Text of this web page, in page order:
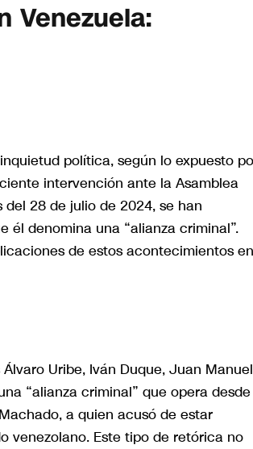
Venezuela:
política, según lo expuesto
intervención ante la Asamblea
28 de julio de 2024, se han
él denomina una “alianza criminal”.
de estos acontecimientos en
Uribe, Iván Duque, Juan Manuel
“alianza criminal” que opera desde
a quien acusó de estar
venezolano. Este tipo de retórica no